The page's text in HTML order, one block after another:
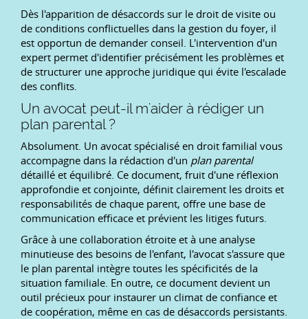
Dès l'apparition de désaccords sur le droit de visite ou
de conditions conflictuelles dans la gestion du foyer, il
est opportun de demander conseil. L'intervention d'un
expert permet d'identifier précisément les problèmes et
de structurer une approche juridique qui évite l'escalade
des conflits.
Un avocat peut-il m'aider à rédiger un
plan parental ?
Absolument. Un avocat spécialisé en droit familial vous
accompagne dans la rédaction d'un plan parental
détaillé et équilibré. Ce document, fruit d'une réflexion
approfondie et conjointe, définit clairement les droits et
responsabilités de chaque parent, offre une base de
communication efficace et prévient les litiges futurs.
Grâce à une collaboration étroite et à une analyse
minutieuse des besoins de l'enfant, l'avocat s'assure que
le plan parental intègre toutes les spécificités de la
situation familiale. En outre, ce document devient un
outil précieux pour instaurer un climat de confiance et
de coopération, même en cas de désaccords persistants.